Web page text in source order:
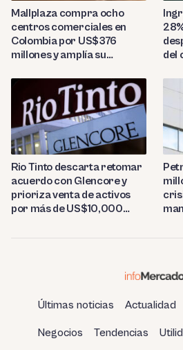
Mallplaza compra ocho
centros comerciales en
Colombia por US$376
millones y amplía su
del
Rio Tinto descarta retomar
acuerdo con Glencore y
prioriza venta de activos
por más de US$10,000
Últimas noticias Actualidad
Negocios Tendencias